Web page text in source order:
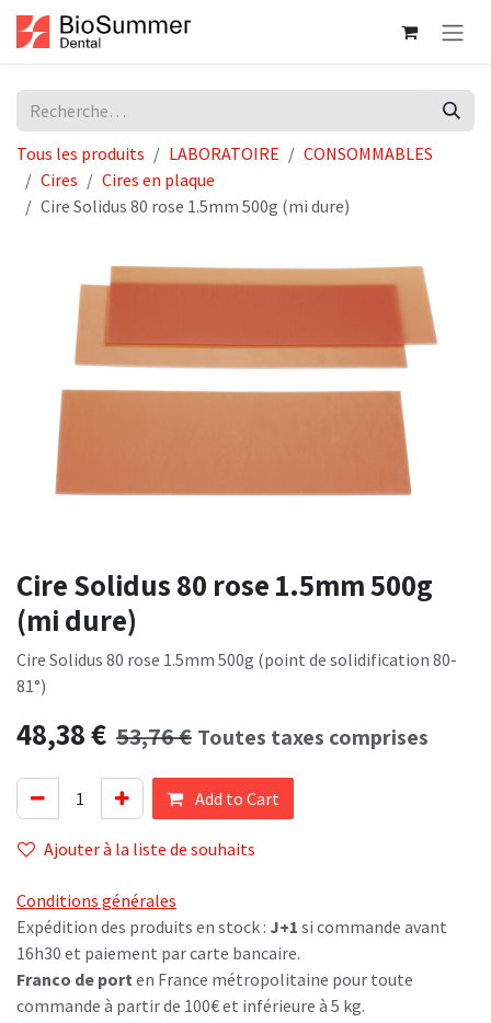
Se rendre au contenu
Tous les produits LABORATOIRE
CONSOMMABLES
Cires
Cires en plaque
Cire Solidus 80 rose 1.5mm 500g (mi dure)
Cire Solidus 80 rose 1.5mm 500g
(mi dure)
Cire Solidus 80 rose 1.5mm 500g (point de solidification 80-
81°)
48,38€ 53,76€ Toutes taxes comprises
Add to Cart
Ajouter à la liste de souhaits
Conditions générales
Expédition des produits en stock : J+1 si commande avant
16h30 et paiement par carte bancaire.
Franco de port en France métropolitaine pour toute
commande à partir de 100€ et inférieure à 5 kg.